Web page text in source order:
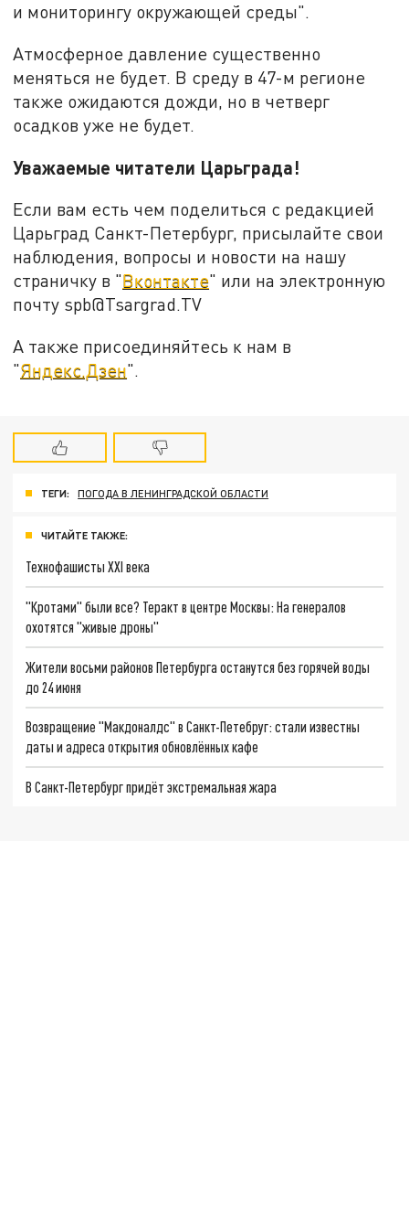
и мониторингу окружающей среды".
Атмосферное давление существенно
меняться не будет. В среду в 47-м регионе
также ожидаются дожди, но в четверг
осадков уже не будет.
Уважаемые читатели Царьграда!
Если вам есть чем поделиться с редакцией
Царьград Санкт-Петербург, присылайте свои
наблюдения, вопросы и новости на нашу
страничку в "Вконтакте" или на электронную
почту spb@Tsargrad.TV
А также присоединяйтесь к нам в
"Яндекс.Дзен".
ТЕГИ: ПОГОДА В ЛЕНИНГРАДСКОЙ ОБЛАСТИ
ЧИТАЙТЕ ТАКЖЕ:
Технофашисты XXI века
"Кротами" были все? Теракт в центре Москвы: На генералов
охотятся "живые дроны"
Жители восьми районов Петербурга останутся без горячей воды
до 24 июня
Возвращение "Макдоналдс" в Санкт-Петебруг: стали известны
даты и адреса открытия обновлённых кафе
В Санкт-Петербург придёт экстремальная жара